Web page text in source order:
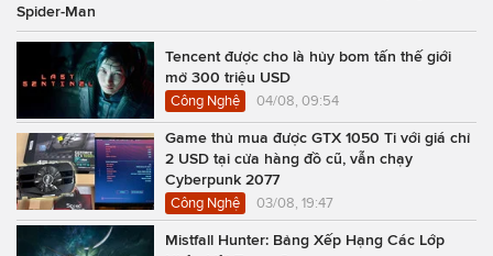
Spider-Man
Tencent được cho là hủy bom tấn thế giới
mở 300 triệu USD
Công Nghệ 04/08, 09:54
Game thủ mua được GTX 1050 Ti với giá chỉ
2 USD tại cửa hàng đồ cũ, vẫn chạy
Cyberpunk 2077
Công Nghệ 03/08, 19:47
Mistfall Hunter: Bảng Xếp Hạng Các Lớp